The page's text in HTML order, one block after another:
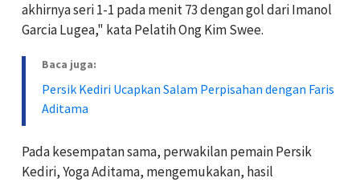
akhirnya seri 1-1 pada menit 73 dengan gol dari Imanol
Garcia Lugea," kata Pelatih Ong Kim Swee.
Baca juga:
Persik Kediri Ucapkan Salam Perpisahan dengan Faris
Aditama
Pada kesempatan sama, perwakilan pemain Persik
Kediri, Yoga Aditama, mengemukakan, hasil